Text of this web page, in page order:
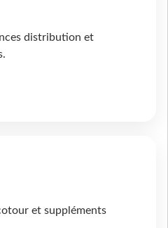
distribution et
et suppléments